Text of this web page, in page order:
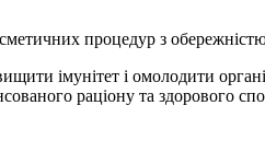
процедур з
імунітет і омолодити
раціону та здорового